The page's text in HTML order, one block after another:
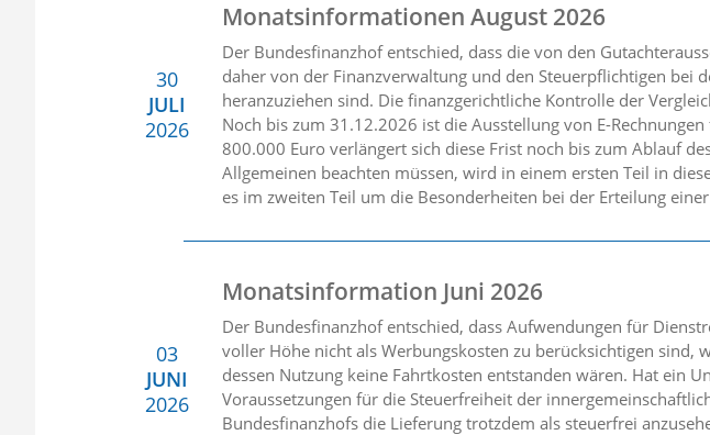
30
JULI
2026
Monatsinformationen August 2026
Der Bundesfinanzhof entschied, dass die von den
daher von der Finanzverwaltung und den Steuerpflichtigen bei
heranzuziehen sind. Die finanzgerichtliche Kontrolle der
Noch bis zum 31.12.2026 ist die Ausstellung von E-
800.000 Euro verlängert sich diese Frist noch bis zum Ablauf
Allgemeinen beachten müssen, wird in einem ersten Teil in
es im zweiten Teil um die Besonderheiten bei der Erteilung einer
03
JUNI
2026
Monatsinformation Juni 2026
Der Bundesfinanzhof entschied, dass Aufwendungen für
voller Höhe nicht als Werbungskosten zu berücksichtigen
dessen Nutzung keine Fahrtkosten entstanden wären. Hat ein
Voraussetzungen für die Steuerfreiheit der
Bundesfinanzhofs die Lieferung trotzdem als steuerfrei